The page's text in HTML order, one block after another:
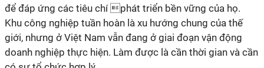
để đáp ứng các tiêu chí phát triển bền vững của họ.
Khu công nghiệp tuần hoàn là xu hướng chung của thế
giới, nhưng ở Việt Nam vẫn đang ở giai đoạn vận động
doanh nghiệp thực hiện. Làm được là cần thời gian và cần